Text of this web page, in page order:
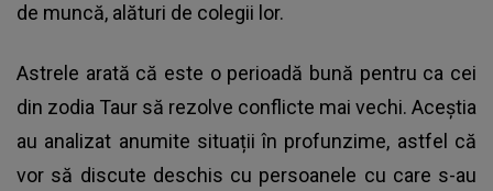
de muncă, alături de colegii lor.
Astrele arată că este o perioadă bună pentru ca cei
din zodia Taur să rezolve conflicte mai vechi. Aceștia
au analizat anumite situații în profunzime, astfel că
vor să discute deschis cu persoanele cu care s-au